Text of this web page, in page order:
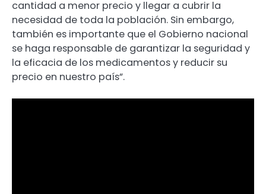
cantidad a menor precio y llegar a cubrir la
necesidad de toda la población. Sin embargo,
también es importante que el Gobierno nacional
se haga responsable de garantizar la seguridad y
la eficacia de los medicamentos y reducir su
precio en nuestro país”.